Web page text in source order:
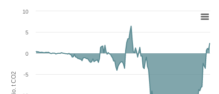
Mio. t CO
2 -5
0
5
10